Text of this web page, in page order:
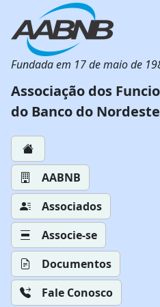
Fundada em 17 de maio de
Associação dos
do Banco do
AABNB
Associados
Associe-se
Documentos
Fale Conosco